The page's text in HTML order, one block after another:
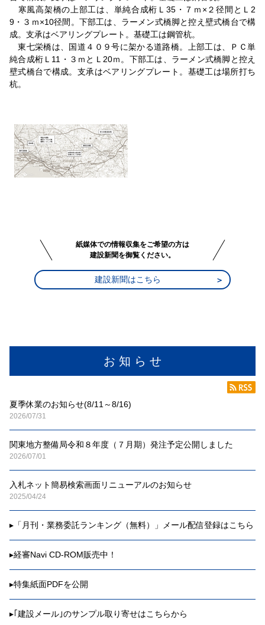
お 知 ら せ
夏季休業のお知らせ(8/11～8/16)
2026/07/31
関東地方整備局令和８年度（７月期）発注予定公開しました
2026/07/01
入札ネット簡易検索画面リニューアルのお知らせ
2025/04/24
▸ 「月刊・業務委託ランキング（無料）」メール配信登録はこちら
▸経審Navi CD-ROM販売中！
▸特集紙面PDFを公開
▸ ｢建設メール｣のサンプル取り寄せはこちらから
寒風高架橋の上部工は、単純合成桁Ｌ35・７ｍ×２径間とＬ2
9・３ｍ×10径間。下部工は、ラーメン式橋脚と控え壁式橋台で構
成。支承はベアリングプレート。基礎工は鋼管杭。
東七栄橋は、国道４０９号に架かる道路橋。上部工は、ＰＣ単
純合成桁Ｌ11・３ｍとＬ20ｍ。下部工は、ラーメン式橋脚と控え
壁式橋台で構成。支承はベアリングプレート。基礎工は場所打ち
杭。
紙媒体での情報収集をご希望の方は
建設新聞を御覧ください。
建設新聞はこちら